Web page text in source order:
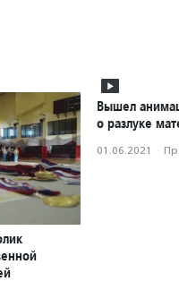
Вышел
о разлуке
01.06.2021 ·